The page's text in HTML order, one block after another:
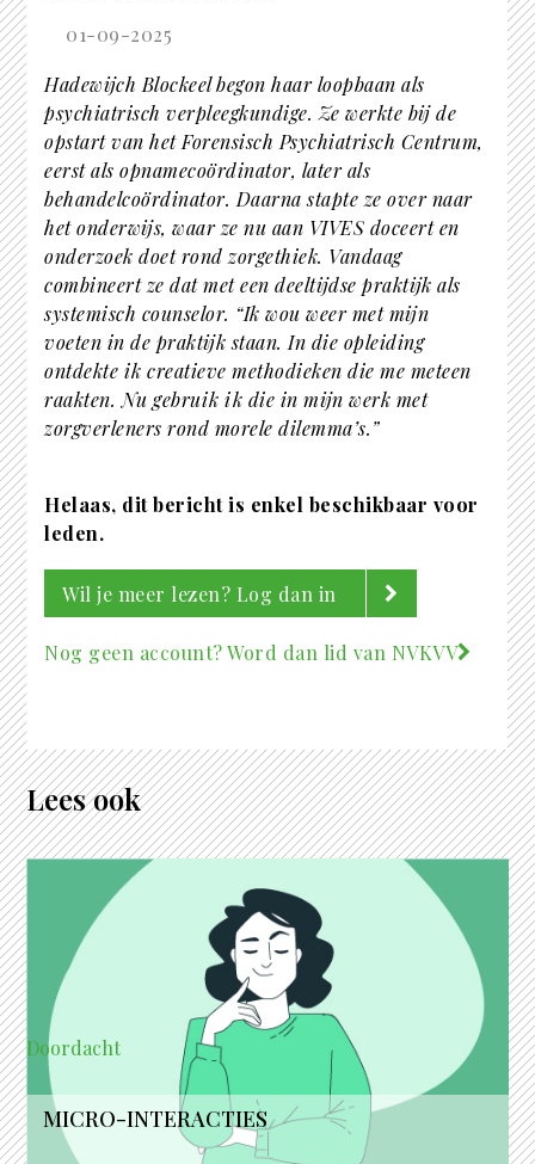
01-09-2025
Hadewijch Blockeel begon haar loopbaan als
psychiatrisch verpleegkundige. Ze werkte bij de
opstart van het Forensisch Psychiatrisch Centrum,
eerst als opnamecoördinator, later als
behandelcoördinator. Daarna stapte ze over naar
het onderwijs, waar ze nu aan VIVES doceert en
onderzoek doet rond zorgethiek. Vandaag
combineert ze dat met een deeltijdse praktijk als
systemisch counselor. “Ik wou weer met mijn
voeten in de praktijk staan. In die opleiding
ontdekte ik creatieve methodieken die me meteen
raakten. Nu gebruik ik die in mijn werk met
zorgverleners rond morele dilemma’s.”
Helaas, dit bericht is enkel beschikbaar voor
leden.
Wil je meer lezen? Log dan in
Nog geen account? Word dan lid van NVKVV
Lees ook
Doordacht
MICRO-INTERACTIES